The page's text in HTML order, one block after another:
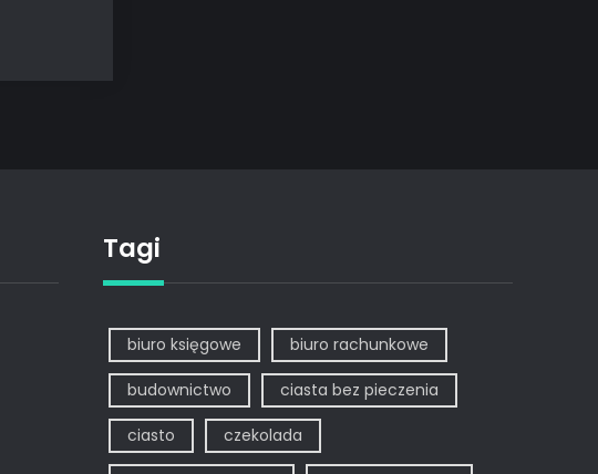
Tagi
biuro księgowe biuro rachunkowe
budownictwo ciasta bez pieczenia
ciasto czekolada